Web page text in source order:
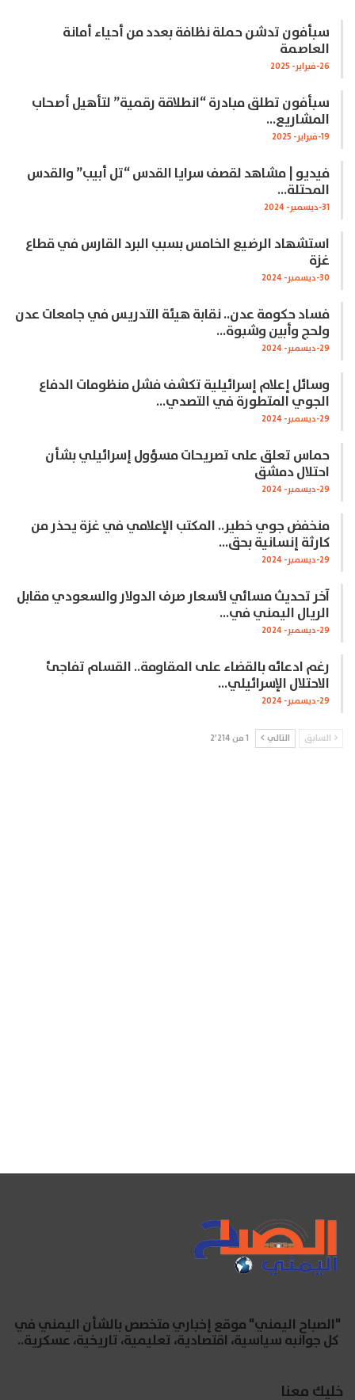
سبأفون تدشن حملة نظافة بعدد من أحياء أمانة
العاصمة
26-فبراير- 2025
سبأفون تطلق مبادرة “انطلاقة رقمية” لتأهيل أصحاب
المشاريع…
19-فبراير- 2025
فيديو | مشاهد لقصف سرايا القدس “تل أبيب” والقدس
المحتلة…
31-ديسمبر- 2024
استشهاد الرضيع الخامس بسبب البرد القارس في قطاع
غزة
30-ديسمبر- 2024
فساد حكومة عدن.. نقابة هيئة التدريس في جامعات عدن
ولحج وأبين وشبوة…
29-ديسمبر- 2024
وسائل إعلام إسرائيلية تكشف فشل منظومات الدفاع
الجوي المتطورة في التصدي…
29-ديسمبر- 2024
حماس تعلق على تصريحات مسؤول إسرائيلي بشأن
احتلال دمشق
29-ديسمبر- 2024
منخفض جوي خطير.. المكتب الإعلامي في غزة يحذر من
كارثة إنسانية بحق…
29-ديسمبر- 2024
آخر تحديث مسائي لأسعار صرف الدولار والسعودي مقابل
الريال اليمني في…
29-ديسمبر- 2024
رغم ادعائه بالقضاء على المقاومة.. القسام تفاجئ
الاحتلال الإسرائيلي…
29-ديسمبر- 2024
السابق التالي 1 من 2٬214
"الصباح اليمني" موقع إخباري متخصص بالشأن اليمني في
كل جوانبه سياسية، اقتصادية، تعليمية، تاريخية، عسكرية..
خليك معنا